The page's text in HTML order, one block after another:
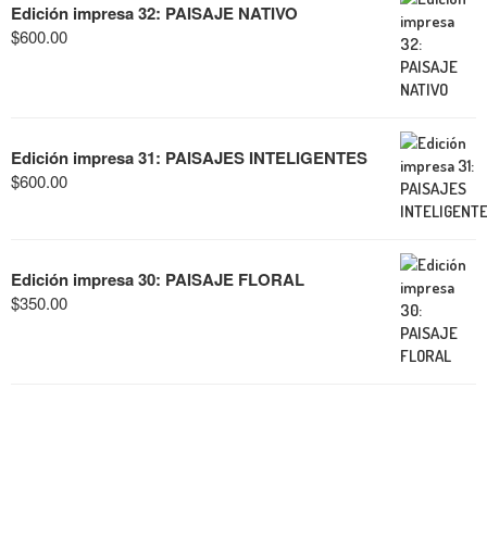
Edición impresa 32: PAISAJE NATIVO
$600.00
Edición impresa 31: PAISAJES INTELIGENTES
$600.00
Edición impresa 30: PAISAJE FLORAL
$350.00